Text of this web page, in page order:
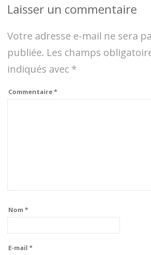
Laisser un commentaire
Votre adresse e-mail ne sera
publiée. Les champs
indiqués avec *
Commentaire*
Nom *
E-mail *